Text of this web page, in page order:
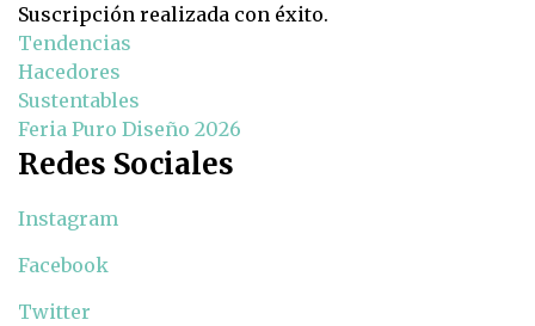
Suscripción realizada con éxito.
Tendencias
Hacedores
Sustentables
Feria Puro Diseño 2026
Redes Sociales
Instagram
Facebook
Twitter